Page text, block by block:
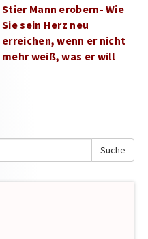
Stier Mann erobern- Wie
Sie sein Herz neu
erreichen, wenn er nicht
mehr weiß, was er will
Suche